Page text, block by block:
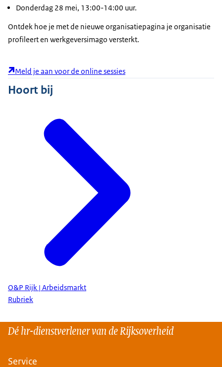
Donderdag 28 mei, 13:00-14:00 uur.
Ontdek hoe je met de nieuwe organisatiepagina je organisatie
profileert en werkgeversimago versterkt.
Meld je aan voor de online sessies
Hoort bij
O&P Rijk | Arbeidsmarkt
Rubriek
Dé hr-dienstverlener van de Rijksoverheid
Service